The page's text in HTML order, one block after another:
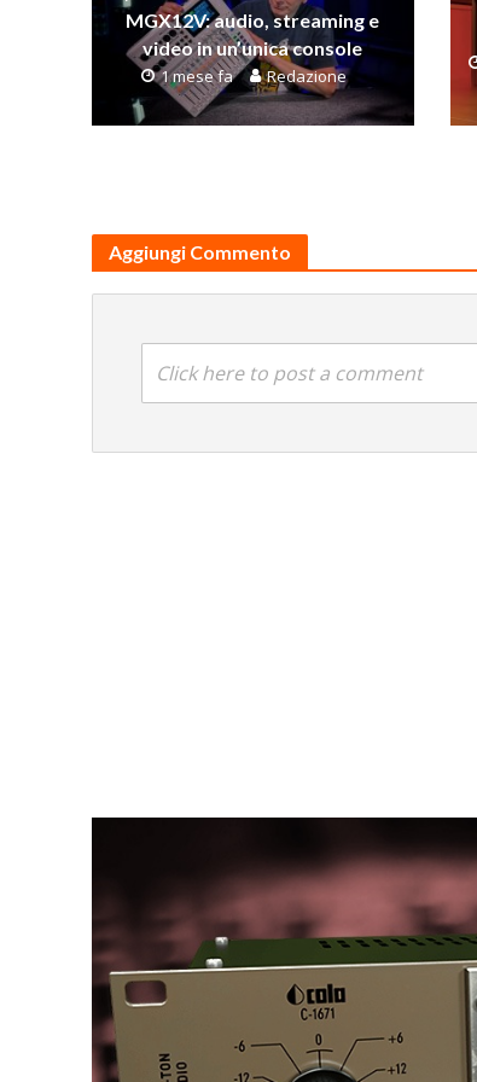
MGX12V: audio, streaming e
video in un’unica console
1 mese fa Redazione
Aggiungi Commento
Click here to post a comment